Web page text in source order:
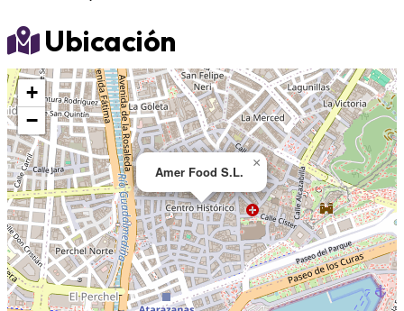
Ubicación
Amer Food S.L.
×
+
−